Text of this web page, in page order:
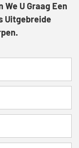
U Graag Een
Uitgebreide